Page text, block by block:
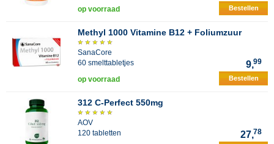
op voorraad Bestellen
Methyl 1000 Vitamine B12 + Foliumzuur
SanaCore
60 smelttabletjes
9,99
op voorraad Bestellen
312 C-Perfect 550mg
AOV
120 tabletten
27,78